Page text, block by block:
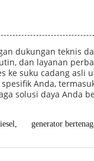
dukungan teknis
dan layanan
ke suku cadang
Anda,
solusi daya Anda
, generator